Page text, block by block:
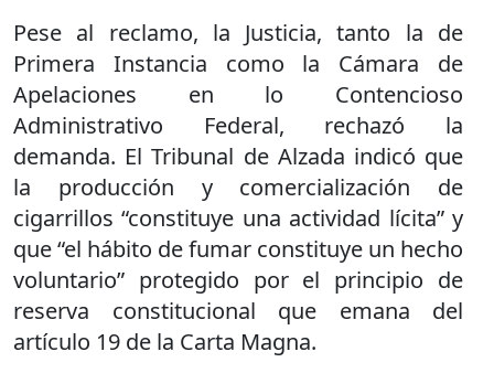
Pese al reclamo, la Justicia, tanto la de
Primera Instancia como la Cámara de
Apelaciones en lo Contencioso
Administrativo Federal, rechazó la
demanda. El Tribunal de Alzada indicó que
la producción y comercialización de
cigarrillos “constituye una actividad lícita” y
que “el hábito de fumar constituye un hecho
voluntario” protegido por el principio de
reserva constitucional que emana del
artículo 19 de la Carta Magna.